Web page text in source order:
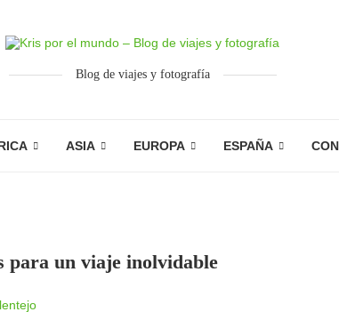
Blog de viajes y fotografía
ASIA EUROPA ESPAÑA
para un viaje inolvidable